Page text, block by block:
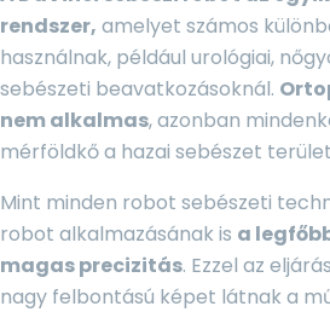
rendszer, amelyet számos
használnak, például urológiai,
sebészeti beavatkozásoknál.
nem alkalmas, azonban
mérföldkő a hazai sebészet
Mint minden robot sebészeti
robot alkalmazásának is a
magas precizitás. Ezzel az
nagy felbontású képet látnak a